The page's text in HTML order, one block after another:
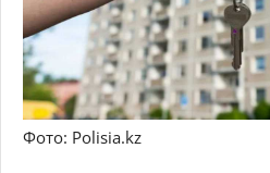
Фото: Polisia.kz